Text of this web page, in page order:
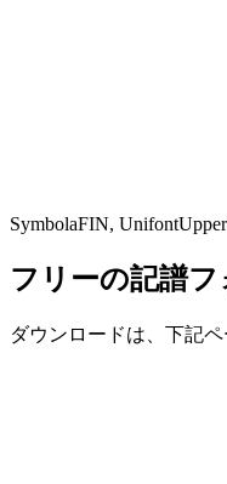
SymbolaFIN,
フリーの記譜
ダウンロードは、下記ペ